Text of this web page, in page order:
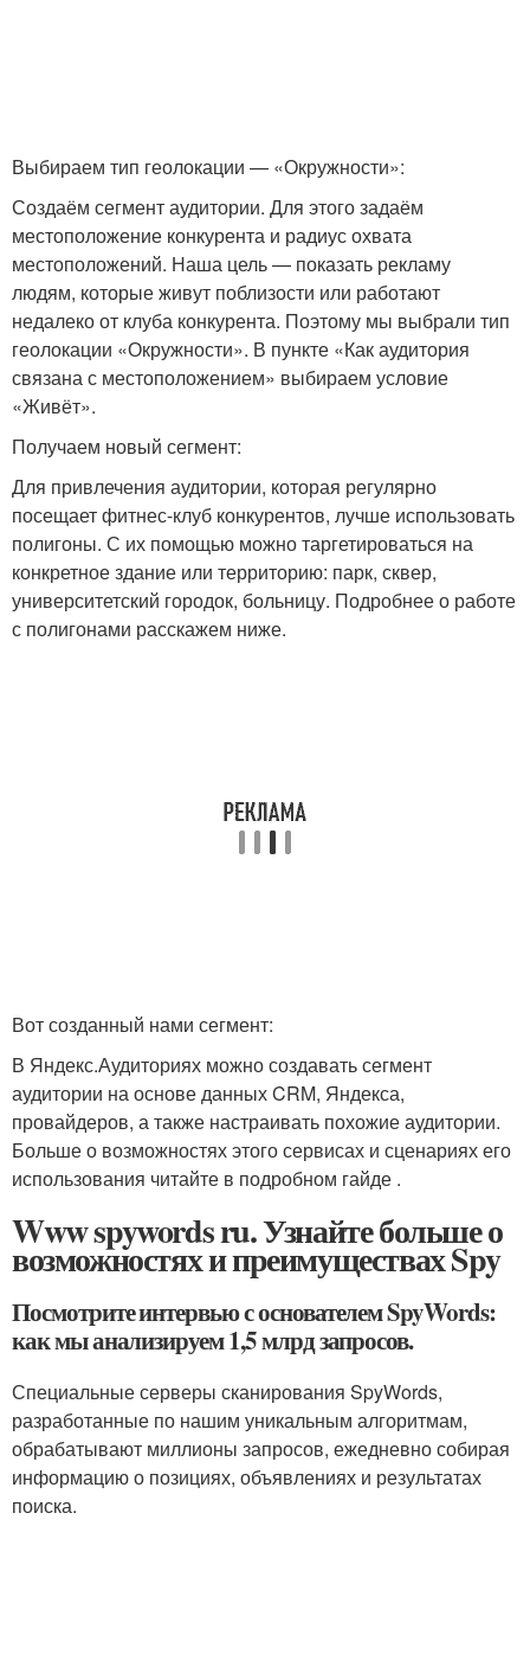
Выбираем тип геолокации — «Окружности»:
Создаём сегмент аудитории. Для этого задаём
местоположение конкурента и радиус охвата
местоположений. Наша цель — показать рекламу
людям, которые живут поблизости или работают
недалеко от клуба конкурента. Поэтому мы выбрали тип
геолокации «Окружности». В пункте «Как аудитория
связана с местоположением» выбираем условие
«Живёт».
Получаем новый сегмент:
Для привлечения аудитории, которая регулярно
посещает фитнес-клуб конкурентов, лучше использовать
полигоны. С их помощью можно таргетироваться на
конкретное здание или территорию: парк, сквер,
университетский городок, больницу. Подробнее о работе
с полигонами расскажем ниже.
Вот созданный нами сегмент:
В Яндекс.Аудиториях можно создавать сегмент
аудитории на основе данных CRM, Яндекса,
провайдеров, а также настраивать похожие аудитории.
Больше о возможностях этого сервисах и сценариях его
использования читайте в подробном гайде .
Www spywords ru. Узнайте больше о
возможностях и преимуществах Spy
Посмотрите интервью с основателем SpyWords:
как мы анализируем 1,5 млрд запросов.
Специальные серверы сканирования SpyWords,
разработанные по нашим уникальным алгоритмам,
обрабатывают миллионы запросов, ежедневно собирая
информацию о позициях, объявлениях и результатах
поиска.